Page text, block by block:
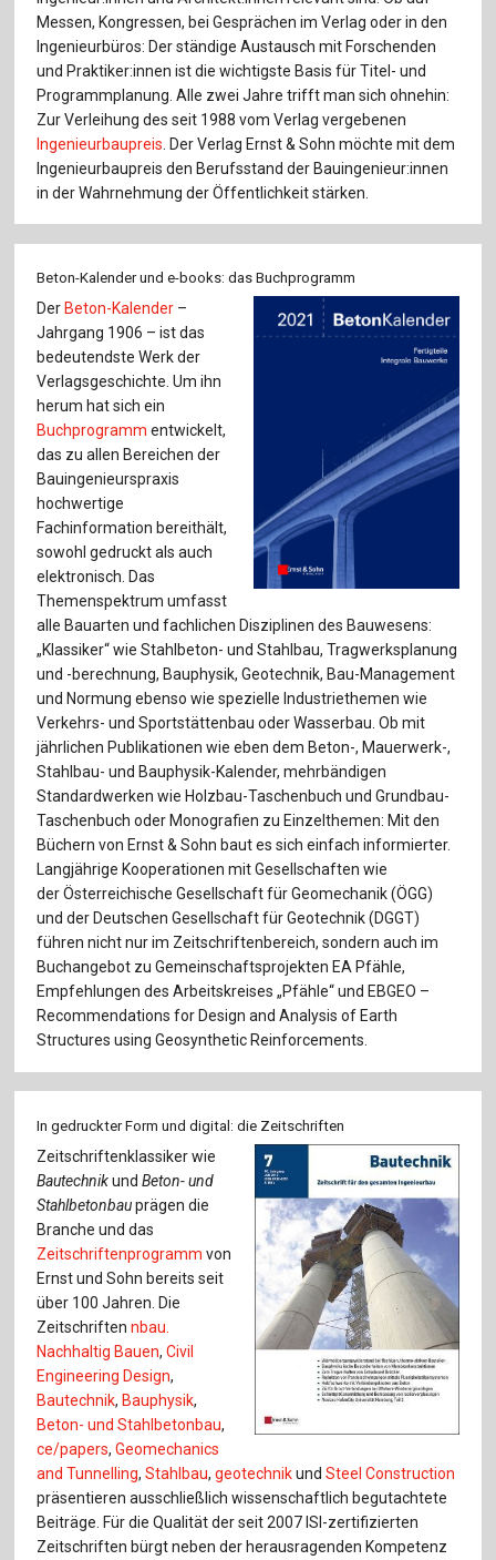
Messen, Kongressen, bei Gesprächen im Verlag oder in den
Ingenieurbüros: Der ständige Austausch mit Forschenden
und Praktiker:innen ist die wichtigste Basis für Titel- und
Programmplanung. Alle zwei Jahre trifft man sich ohnehin:
Zur Verleihung des seit 1988 vom Verlag vergebenen
Ingenieurbaupreis . Der Verlag Ernst & Sohn möchte mit dem
Ingenieurbaupreis den Berufsstand der Bauingenieur:innen
in der Wahrnehmung der Öffentlichkeit stärken.
Beton-Kalender und e-books: das Buchprogramm
Der Beton-Kalender –
Jahrgang 1906 – ist das
bedeutendste Werk der
Verlagsgeschichte. Um ihn
herum hat sich ein
Buchprogrammentwickelt,
das zu allen Bereichen der
Bauingenieurspraxis
hochwertige
Fachinformation bereithält,
sowohl gedruckt als auch
elektronisch. Das
Themenspektrum umfasst
alle Bauarten und fachlichen Disziplinen des Bauwesens:
„Klassiker“ wie Stahlbeton- und Stahlbau, Tragwerksplanung
und -berechnung, Bauphysik, Geotechnik, Bau-Management
und Normung ebenso wie spezielle Industriethemen wie
Verkehrs- und Sportstättenbau oder Wasserbau. Ob mit
jährlichen Publikationen wie eben dem Beton-, Mauerwerk-,
Stahlbau- und Bauphysik-Kalender, mehrbändigen
Standardwerken wie Holzbau-Taschenbuch und Grundbau-
Taschenbuch oder Monografien zu Einzelthemen: Mit den
Büchern von Ernst & Sohn baut es sich einfach informierter.
Langjährige Kooperationen mit Gesellschaften wie
derÖsterreichische Gesellschaft für Geomechanik (ÖGG)
und der Deutschen Gesellschaft für Geotechnik (DGGT)
führen nicht nur im Zeitschriftenbereich, sondern auch im
Buchangebot zu Gemeinschaftsprojekten EA Pfähle,
Empfehlungen des Arbeitskreises „Pfähle“ und EBGEO –
Recommendations for Design and Analysis of Earth
Structures using Geosynthetic Reinforcements.
In gedruckter Form und digital: die Zeitschriften
Zeitschriftenklassiker wie
BautechnikundBeton- und
Stahlbetonbauprägen die
Branche und das
Zeitschriftenprogramm von
Ernst und Sohn bereits seit
über 100 Jahren. Die
Zeitschriftennbau.
Nachhaltig Bauen,Civil
Engineering Design,
Bautechnik, Bauphysik,
Beton- und Stahlbetonbau,
ce/papers,Geomechanics
and Tunnelling,Stahlbau,geotechnikundSteel Construction
präsentieren ausschließlich wissenschaftlich begutachtete
Beiträge. Für die Qualität der seit 2007 ISI-zertifizierten
Zeitschriften bürgt neben der herausragenden Kompetenz